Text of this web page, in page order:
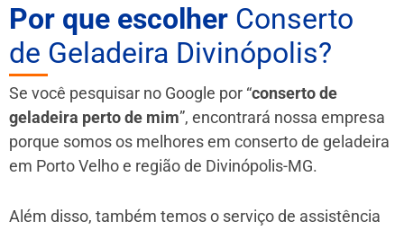
Por que escolher Conserto
de Geladeira Divinópolis?
Se você pesquisar no Google por “conserto de
geladeira perto de mim”, encontrará nossa empresa
porque somos os melhores em conserto de geladeira
em Porto Velho e região de Divinópolis-MG.
Além disso, também temos o serviço de assistência